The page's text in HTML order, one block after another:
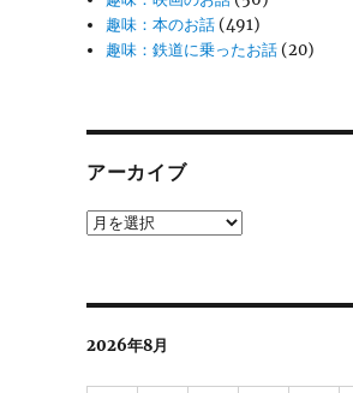
趣味：本のお話 (491)
趣味：鉄道に乗ったお話 (20)
アーカイブ
ア
2026年8月